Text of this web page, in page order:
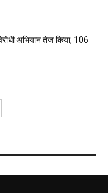
अभियान तेज किया, 106